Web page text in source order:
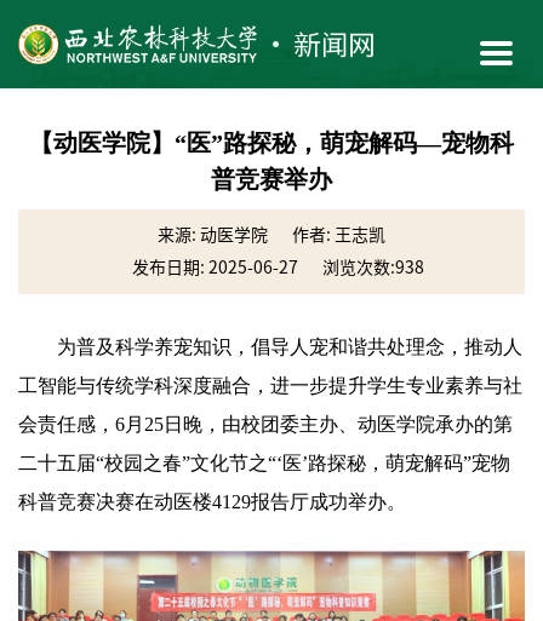
【动医学院】“医”路探秘，萌宠解码—宠物科
普竞赛举办
来源: 动医学院
作者: 王志凯
发布日期: 2025-06-27
浏览次数:938
为普及科学养宠知识，倡导人宠和谐共处理念，推动人
工智能与传统学科深度融合，进一步提升学生专业素养与社
会责任感，6月25日晚，由校团委主办、动医学院承办的第
二十五届“校园之春”文化节之“‘医’路探秘，萌宠解码”宠物
科普竞赛决赛在动医楼4129报告厅成功举办。